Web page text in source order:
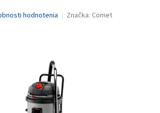
hodnotenia Značka: Comet